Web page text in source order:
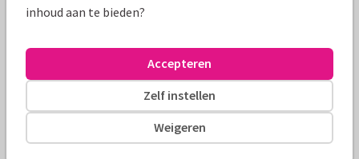
Alle kaarten zijn helemaal naar wens aan te passen
Formaten en tarieven
14 x 14 cm
inhoud aan te bieden?
Weigeren
Zelf instellen
Accepteren